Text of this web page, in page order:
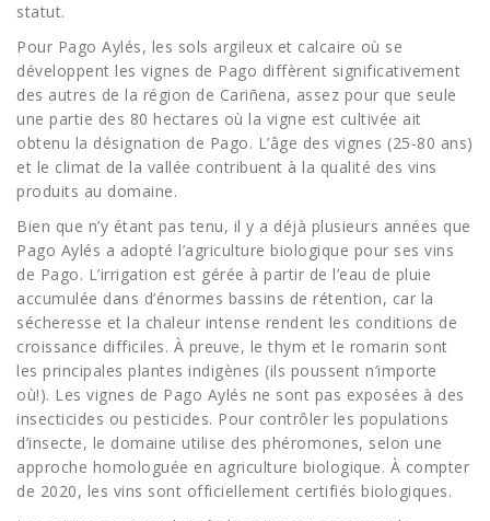
statut.
Pour Pago Aylés, les sols argileux et calcaire où se
développent les vignes de Pago diffèrent significativement
des autres de la région de Cariñena, assez pour que seule
une partie des 80 hectares où la vigne est cultivée ait
obtenu la désignation de Pago. L’âge des vignes (25-80 ans)
et le climat de la vallée contribuent à la qualité des vins
produits au domaine.
Bien que n’y étant pas tenu, il y a déjà plusieurs années que
Pago Aylés a adopté l’agriculture biologique pour ses vins
de Pago. L’irrigation est gérée à partir de l’eau de pluie
accumulée dans d’énormes bassins de rétention, car la
sécheresse et la chaleur intense rendent les conditions de
croissance difficiles. À preuve, le thym et le romarin sont
les principales plantes indigènes (ils poussent n’importe
où!). Les vignes de Pago Aylés ne sont pas exposées à des
insecticides ou pesticides. Pour contrôler les populations
d’insecte, le domaine utilise des phéromones, selon une
approche homologuée en agriculture biologique. À compter
de 2020, les vins sont officiellement certifiés biologiques.